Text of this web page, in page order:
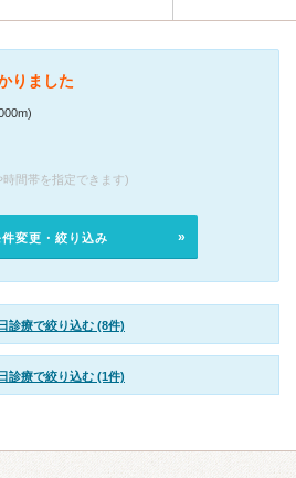
りました
時間帯を指定できます)
件変更・絞り込み
診療で絞り込む (8件)
診療で絞り込む (1件)